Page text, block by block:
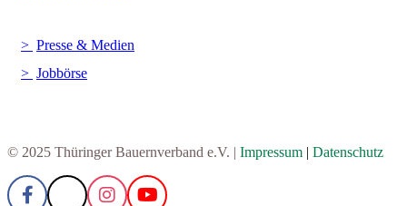
Presse & Medien
Jobbörse
© 2025 Thüringer Bauernverband e.V. | Impressum | Datenschutz